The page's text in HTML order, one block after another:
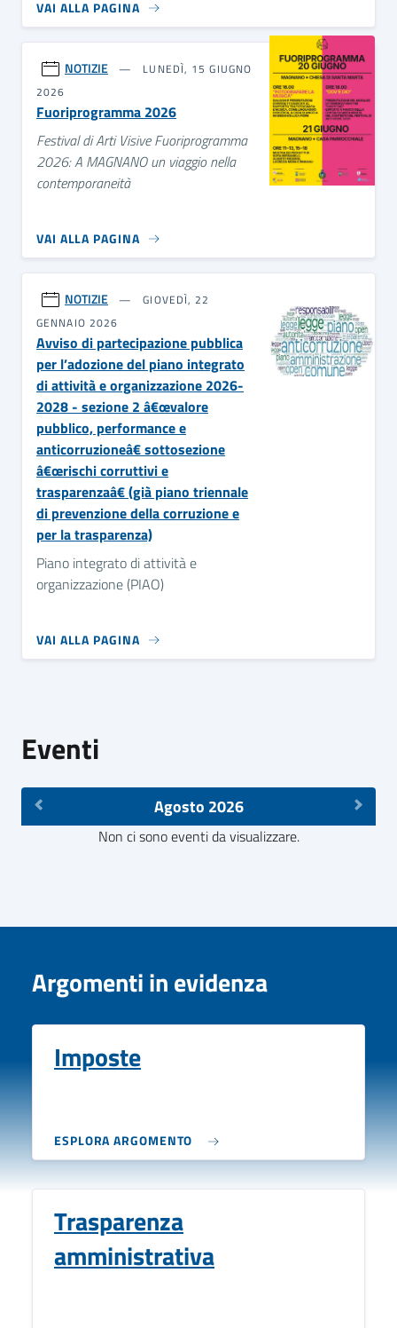
VAI ALLA PAGINA
NOTIZIE
LUNEDÌ, 15 GIUGNO
2026
Fuoriprogramma 2026
Festival di Arti Visive Fuoriprogramma
2026: A MAGNANO un viaggio nella
contemporaneità
VAI ALLA PAGINA
NOTIZIE
GIOVEDÌ, 22
GENNAIO 2026
Avviso di partecipazione pubblica
per l’adozione del piano integrato
di attività e organizzazione 2026-
2028 - sezione 2 â€œvalore
pubblico, performance e
anticorruzioneâ€ sottosezione
â€œrischi corruttivi e
trasparenzaâ€ (già piano triennale
di prevenzione della corruzione e
per la trasparenza)
Piano integrato di attività e
organizzazione (PIAO)
VAI ALLA PAGINA
Eventi
Agosto 2026
Non ci sono eventi da visualizzare.
Argomenti in evidenza
Imposte
ESPLORA ARGOMENTO
Trasparenza
amministrativa